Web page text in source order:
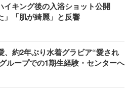
イキング後の入浴ショット公開
」「肌が綺麗」と反響
、約2年ぶり水着グラビア“愛され
ループでの1期生経験・センターへ